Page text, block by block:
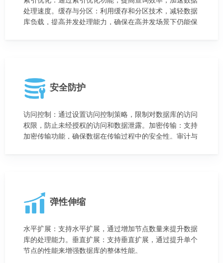
处理速度。缓存与分区：利用缓存和分区技术，减轻数据
库负载，提高并发处理能力，确保在高并发场景下仍能保
安全防护
访问控制：通过设置访问控制策略，限制对数据库的访问
权限，防止未经授权的访问和数据泄露。加密传输：支持
加密传输功能，确保数据在传输过程中的安全性。审计与
弹性伸缩
水平扩展：支持水平扩展，通过增加节点数量来提升数据
库的处理能力。垂直扩展：支持垂直扩展，通过提升单个
节点的性能来增强数据库的整体性能。